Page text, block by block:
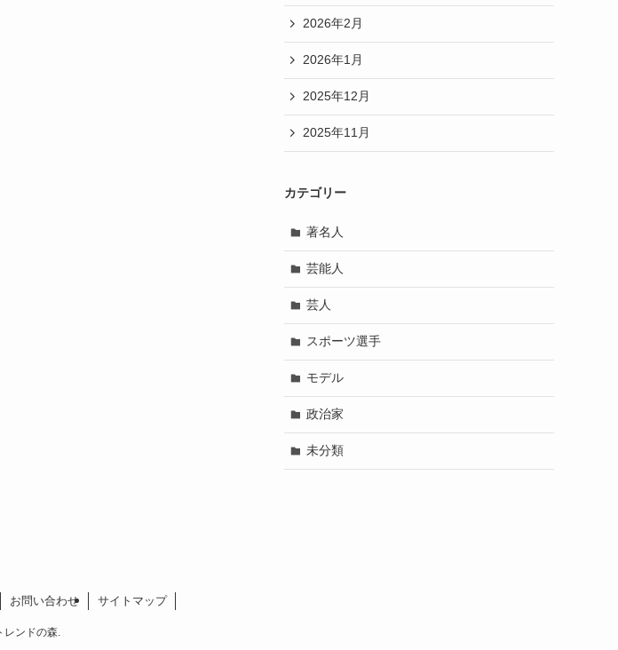
2026年2月
2026年1月
2025年12月
2025年11月
カテゴリー
著名人
芸能人
芸人
スポーツ選手
モデル
政治家
未分類
お問い合わせ サイトマップ
ンドの森.